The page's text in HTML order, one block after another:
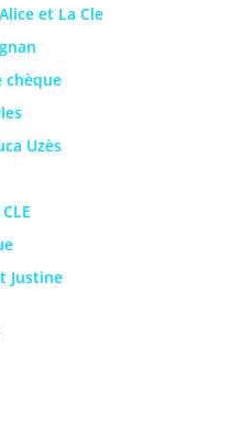
et La Cle
chèque
Uzès
Justine